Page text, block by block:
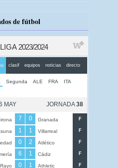
de fútbol